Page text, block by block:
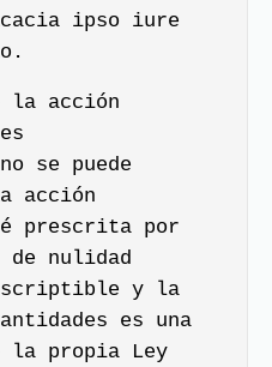
ipso iure
la acción
se puede
acción
prescrita por
de nulidad
y la
es una
la propia Ley